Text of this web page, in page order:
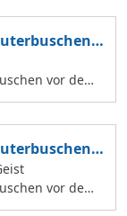
verkauf
V
vor dem
V
vor dem
Kirche.